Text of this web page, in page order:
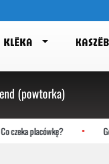
KLËKA
(powtorka)
placówkę?